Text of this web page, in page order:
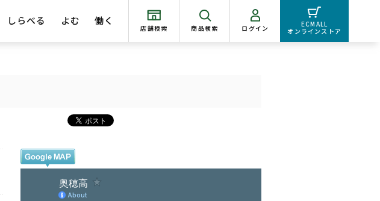
しらべる よむ 働く
店舗検索 商品検索 ログイン
ECMALL
オンラインストア